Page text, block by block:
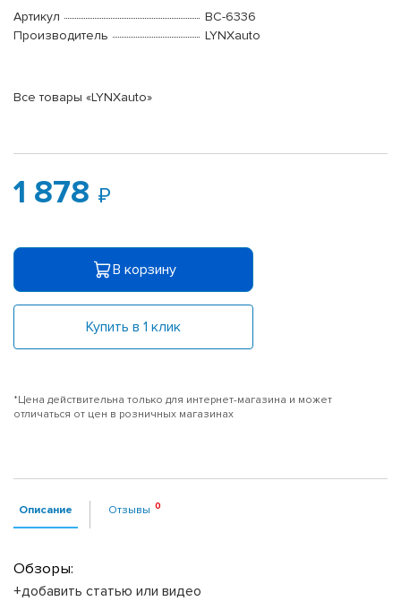
Артикул
BC-6336
Производитель
LYNXauto
Все товары «LYNXauto»
1 878
В корзину
Купить в 1 клик
*Цена действительна только для интернет-магазина и может
отличаться от цен в розничных магазинах
Описание Отзывы
Обзоры:
+добавить статью или видео